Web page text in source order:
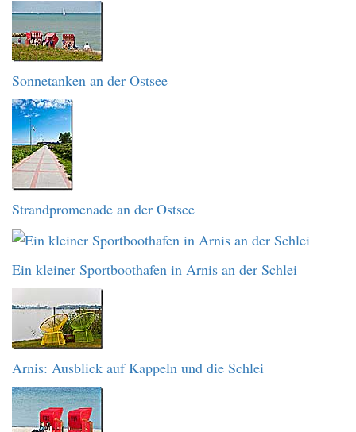
Sonnetanken an der Ostsee
Strandpromenade an der Ostsee
Ein kleiner Sportboothafen in Arnis an der Schlei
Arnis: Ausblick auf Kappeln und die Schlei